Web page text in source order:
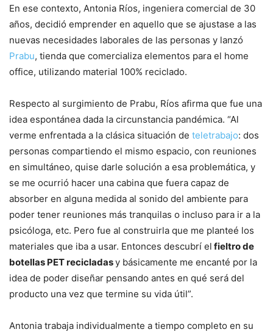
En ese contexto, Antonia Ríos, ingeniera comercial de 30
años, decidió emprender en aquello que se ajustase a las
nuevas necesidades laborales de las personas y lanzó
Prabu, tienda que comercializa elementos para el home
office, utilizando material 100% reciclado.
Respecto al surgimiento de Prabu, Ríos afirma que fue una
idea espontánea dada la circunstancia pandémica. “Al
verme enfrentada a la clásica situación de teletrabajo: dos
personas compartiendo el mismo espacio, con reuniones
en simultáneo, quise darle solución a esa problemática, y
se me ocurrió hacer una cabina que fuera capaz de
absorber en alguna medida al sonido del ambiente para
poder tener reuniones más tranquilas o incluso para ir a la
psicóloga, etc. Pero fue al construirla que me planteé los
materiales que iba a usar. Entonces descubrí el fieltro de
botellas PET recicladasy básicamente me encanté por la
idea de poder diseñar pensando antes en qué será del
producto una vez que termine su vida útil”.
Antonia trabaja individualmente a tiempo completo en su